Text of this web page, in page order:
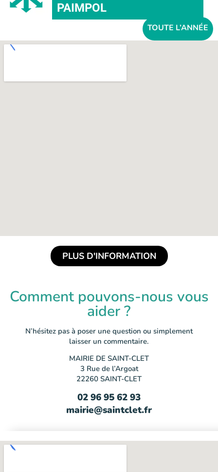
PAIMPOL
TOUTE L’ANNÉE
PLUS D'INFORMATION
Comment pouvons-nous vous
aider ?
N’hésitez pas à poser une question ou simplement
laisser un commentaire.
MAIRIE DE SAINT-CLET
3 Rue de l’Argoat
22260 SAINT-CLET
02 96 95 62 93
mairie@saintclet.fr